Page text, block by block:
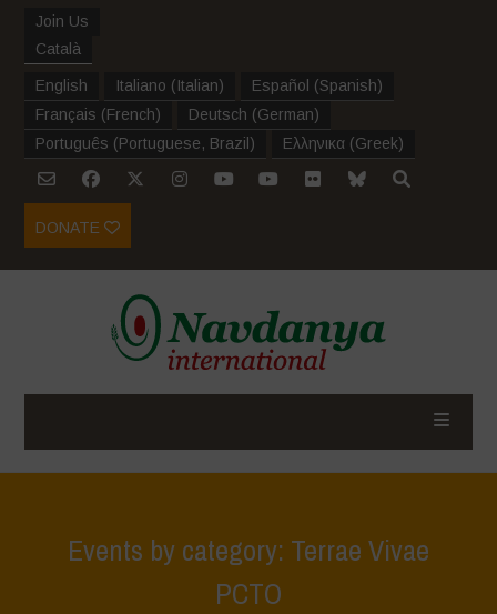
Join Us
Català
English Italiano (Italian) Español (Spanish)
Français (French) Deutsch (German)
Português (Portuguese, Brazil ) Ελληνικα (Greek)
DONATE
Events by category: Terrae Vivae
PCTO